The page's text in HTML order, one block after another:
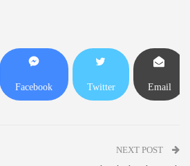
Facebook Twitter Email
NEXT POST